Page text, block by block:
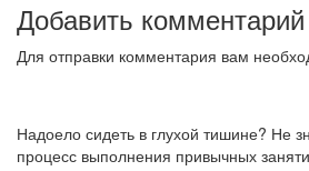
Добавить комментарий
Для отправки комментария вам
Надоело сидеть в глухой тишине? Не
процесс выполнения привычных